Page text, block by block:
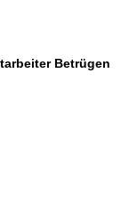
Betrügen